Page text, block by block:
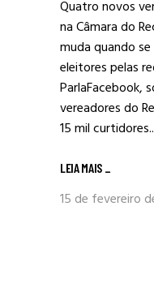
Quatro novos
na Câmara do
muda quando
eleitores pelas
ParlaFacebook,
vereadores do
15 mil
LEIA MAIS _
15 de fevereiro